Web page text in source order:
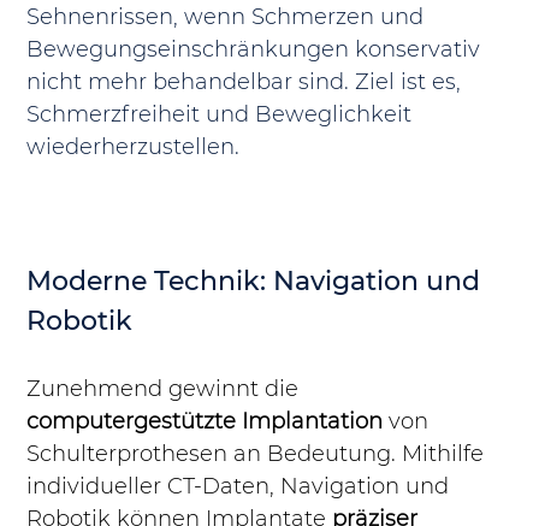
Sehnenrissen, wenn Schmerzen und
Bewegungseinschränkungen konservativ
nicht mehr behandelbar sind. Ziel ist es,
Schmerzfreiheit und Beweglichkeit
wiederherzustellen.
Moderne Technik: Navigation und
Robotik
Zunehmend gewinnt die
computergestützte Implantation von
Schulterprothesen an Bedeutung. Mithilfe
individueller CT-Daten, Navigation und
Robotik können Implantate präziser